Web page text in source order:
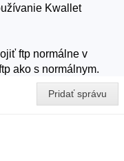
Kwallet
ftp normálne v
ako s normálnym.
Pridať správu